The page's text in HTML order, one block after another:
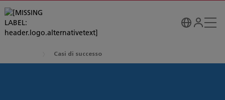
Casi di successo